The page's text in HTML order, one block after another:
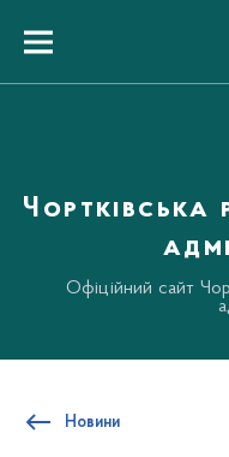
вмістуMenu
Офіційний сайт
Новини